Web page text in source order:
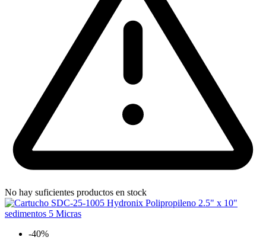
No hay suficientes productos en stock
-40%